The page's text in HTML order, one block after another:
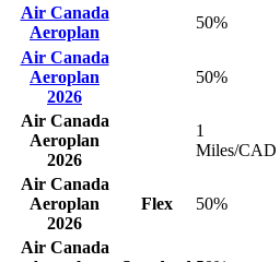
Air Canada
Aeroplan
50%
Air Canada
Aeroplan
2026
50%
Air Canada
Aeroplan
2026
1
Miles/CAD
Air Canada
Aeroplan
2026
Flex 50%
Air Canada